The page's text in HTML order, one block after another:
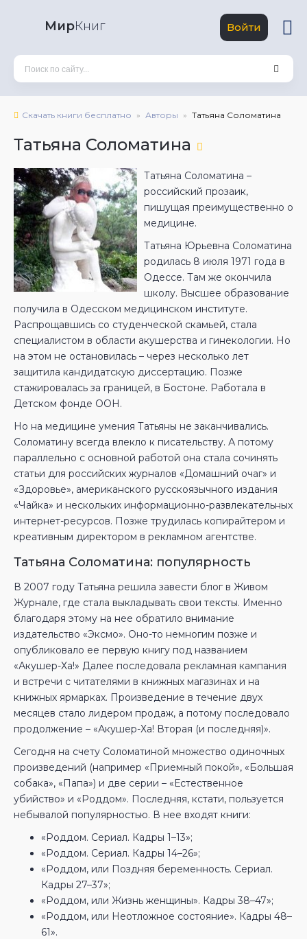
МирКниг Войти
Скачать книги бесплатно Авторы Татьяна Соломатина
Татьяна Соломатина
Татьяна Соломатина –
российский прозаик,
пишущая преимущественно о
медицине.
Татьяна Юрьевна Соломатина
родилась 8 июля 1971 года в
Одессе. Там же окончила
школу. Высшее образование
получила в Одесском медицинском институте.
Распрощавшись со студенческой скамьей, стала
специалистом в области акушерства и гинекологии. Но
на этом не остановилась – через несколько лет
защитила кандидатскую диссертацию. Позже
стажировалась за границей, в Бостоне. Работала в
Детском фонде ООН.
Но на медицине умения Татьяны не заканчивались.
Соломатину всегда влекло к писательству. А потому
параллельно с основной работой она стала сочинять
статьи для российских журналов «Домашний очаг» и
«Здоровье», американского русскоязычного издания
«Чайка» и нескольких информационно-развлекательных
интернет-ресурсов. Позже трудилась копирайтером и
креативным директором в рекламном агентстве.
Татьяна Соломатина: популярность
В 2007 году Татьяна решила завести блог в Живом
Журнале, где стала выкладывать свои тексты. Именно
благодаря этому на нее обратило внимание
издательство «Эксмо». Оно-то немногим позже и
опубликовало ее первую книгу под названием
«Акушер-Ха!» Далее последовала рекламная кампания
и встречи с читателями в книжных магазинах и на
книжных ярмарках. Произведение в течение двух
месяцев стало лидером продаж, а потому последовало
продолжение – «Акушер-Ха! Вторая (и последняя)».
Сегодня на счету Соломатиной множество одиночных
произведений (например «Приемный покой», «Большая
собака», «Папа») и две серии – «Естественное
убийство» и «Роддом». Последняя, кстати, пользуется
небывалой популярностью. В нее входят книги:
«Роддом. Сериал. Кадры 1–13»;
«Роддом. Сериал. Кадры 14–26»;
«Роддом, или Поздняя беременность. Сериал.
Кадры 27–37»;
«Роддом, или Жизнь женщины». Кадры 38–47»;
«Роддом, или Неотложное состояние». Кадры 48–
61».